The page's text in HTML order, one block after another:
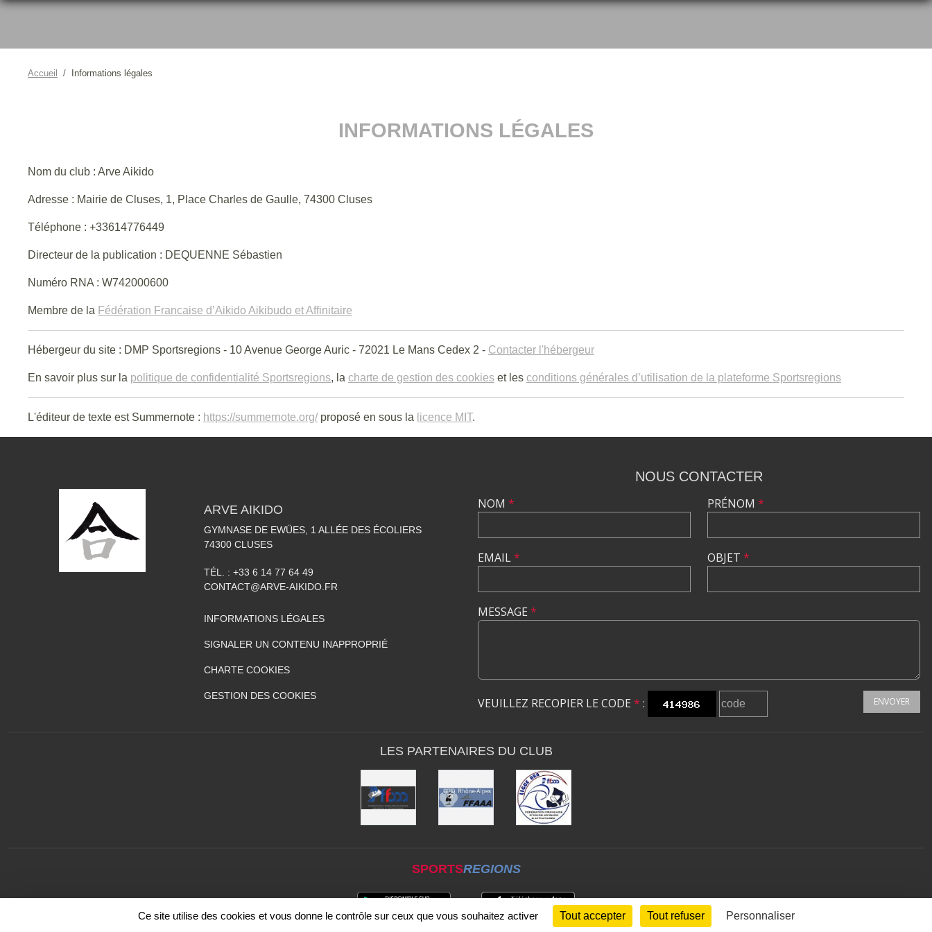
Accueil Informations légales
INFORMATIONS LÉGALES
Nom du club : Arve Aikido
Adresse : Mairie de Cluses, 1, Place Charles de Gaulle, 74300 Cluses
Téléphone : +33614776449
Directeur de la publication : DEQUENNE Sébastien
Numéro RNA : W742000600
Membre de la Fédération Francaise d’Aikido Aikibudo et Affinitaire
Hébergeur du site : DMP Sportsregions - 10 Avenue George Auric - 72021 Le Mans Cedex 2 - Contacter l'hébergeur
En savoir plus sur la politique de confidentialité Sportsregions, la charte de gestion des cookies et les conditions générales d’utilisation de la plateforme Sportsregions
L'éditeur de texte est Summernote : https://summernote.org/proposé en sous la licence MIT.
ARVE AIKIDO
GYMNASE DE EWÜES, 1 ALLÉE DES ÉCOLIERS
74300 CLUSES
TÉL. : +33 6 14 77 64 49
CONTACT@ARVE-AIKIDO.FR
INFORMATIONS LÉGALES
SIGNALER UN CONTENU INAPPROPRIÉ
CHARTE COOKIES
GESTION DES COOKIES
NOUS CONTACTER
NOM *
EMAIL*
PRÉNOM *
OBJET *
MESSAGE *
VEUILLEZ RECOPIER LE CODE * : ENVOYER
LES PARTENAIRES DU CLUB
SPORTSREGIONS
Ce site utilise des cookies et vous donne le contrôle sur ceux que vous souhaitez activer Tout accepter Tout refuser Personnaliser